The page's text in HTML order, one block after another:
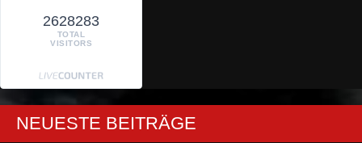
2628283
TOTAL
VISITORS
NEUESTE BEITRÄGE